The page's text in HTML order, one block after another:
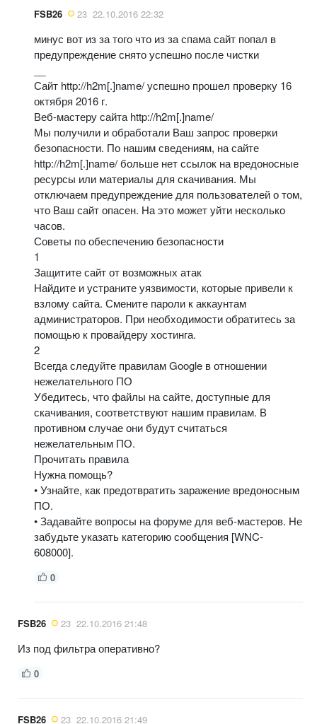
FSB26 23 22.10.2016 22:32
минус вот из за того что из за спама сайт попал в
предупреждение снято успешно после чистки
Сайт http://h2m[.]name/ успешно прошел проверку 16
октября 2016 г.
Веб-мастеру сайта http://h2m[.]name/
Мы получили и обработали Ваш запрос проверки
безопасности. По нашим сведениям, на сайте
http://h2m[.]name/ больше нет ссылок на вредоносные
ресурсы или материалы для скачивания. Мы
отключаем предупреждение для пользователей о том,
что Ваш сайт опасен. На это может уйти несколько
часов.
Советы по обеспечению безопасности
1
Защитите сайт от возможных атак
Найдите и устраните уязвимости, которые привели к
взлому сайта. Смените пароли к аккаунтам
администраторов. При необходимости обратитесь за
помощью к провайдеру хостинга.
2
Всегда следуйте правилам Google в отношении
нежелательного ПО
Убедитесь, что файлы на сайте, доступные для
скачивания, соответствуют нашим правилам. В
противном случае они будут считаться
нежелательным ПО.
Прочитать правила
Нужна помощь?
• Узнайте, как предотвратить заражение вредоносным
ПО.
• Задавайте вопросы на форуме для веб-мастеров. Не
забудьте указать категорию сообщения [WNC-
608000].
0
FSB26 23 22.10.2016 21:48
Из под фильтра оперативно?
0
FSB26 23 22.10.2016 21:49